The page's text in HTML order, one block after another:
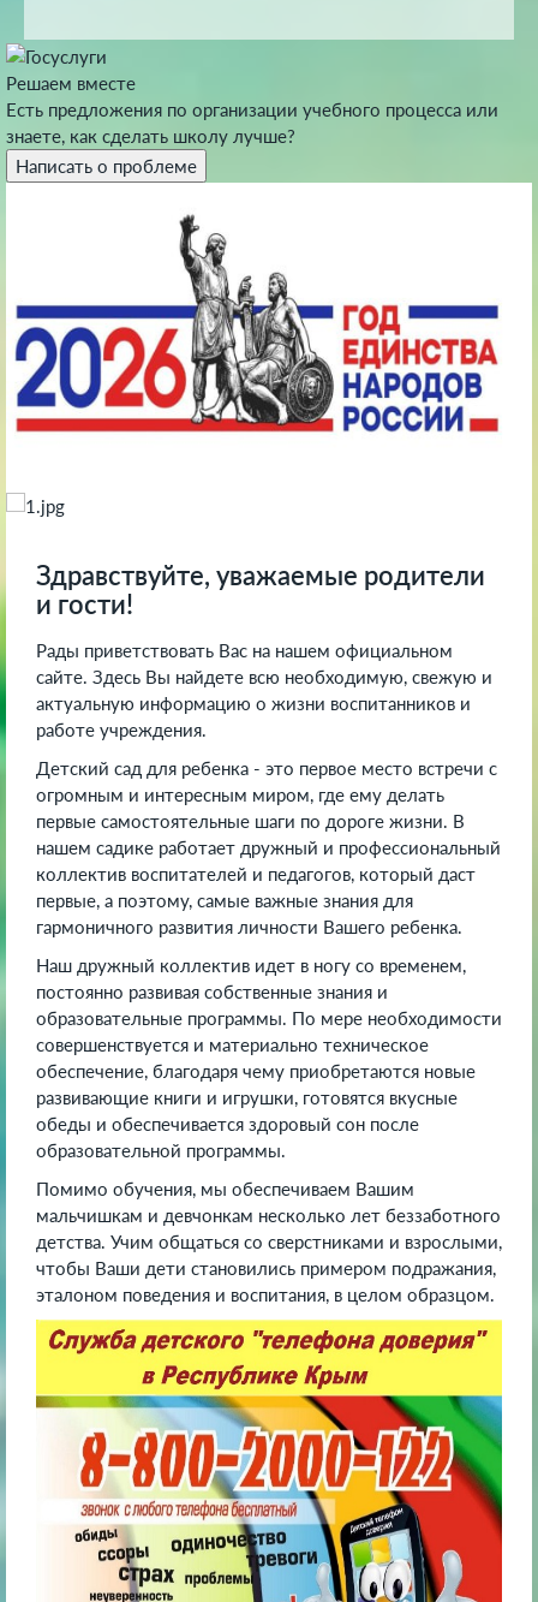
Решаем вместе
Есть предложения по организации учебного процесса или
знаете, как сделать школу лучше?
Написать о проблеме
Здравствуйте, уважаемые родители
и гости!
Рады приветствовать Вас на нашем официальном
сайте. Здесь Вы найдете всю необходимую, свежую и
актуальную информацию о жизни воспитанников и
работе учреждения.
Детский сад для ребенка - это первое место встречи с
огромным и интересным миром, где ему делать
первые самостоятельные шаги по дороге жизни. В
нашем садике работает дружный и профессиональный
коллектив воспитателей и педагогов, который даст
первые, а поэтому, самые важные знания для
гармоничного развития личности Вашего ребенка.
Наш дружный коллектив идет в ногу со временем,
постоянно развивая собственные знания и
образовательные программы. По мере необходимости
совершенствуется и материально техническое
обеспечение, благодаря чему приобретаются новые
развивающие книги и игрушки, готовятся вкусные
обеды и обеспечивается здоровый сон после
образовательной программы.
Помимо обучения, мы обеспечиваем Вашим
мальчишкам и девчонкам несколько лет беззаботного
детства. Учим общаться со сверстниками и взрослыми,
чтобы Ваши дети становились примером подражания,
эталоном поведения и воспитания, в целом образцом.